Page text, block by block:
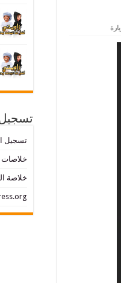
تسجيل
خلاصات Feed الإدخالات
خلاصة